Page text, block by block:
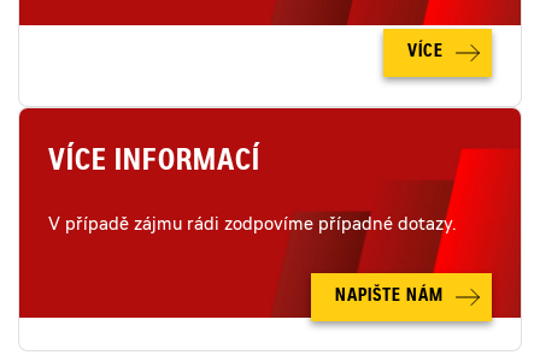
VÍCE
VÍCE INFORMACÍ
V případě zájmu rádi zodpovíme případné dotazy.
NAPIŠTE NÁM